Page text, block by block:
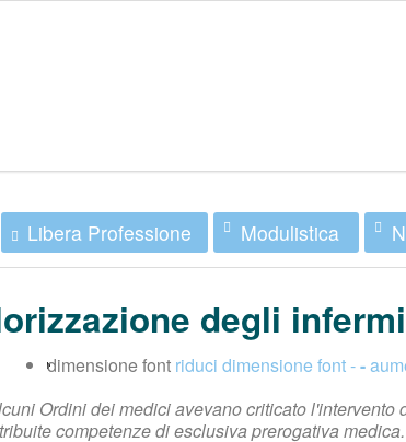
Libera Professione Modulistica
degli
dimensione font riduci dimensione font --
Ordini dei medici avevano criticato
competenze di esclusiva prerogativa medica.